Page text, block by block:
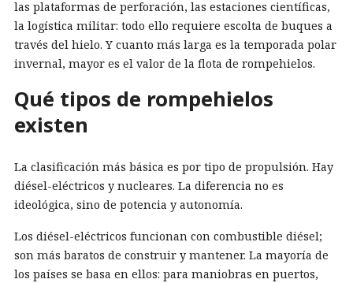
las plataformas de perforación, las estaciones científicas,
la logística militar: todo ello requiere escolta de buques a
través del hielo. Y cuanto más larga es la temporada polar
invernal, mayor es el valor de la flota de rompehielos.
Qué tipos de rompehielos
existen
La clasificación más básica es por tipo de propulsión. Hay
diésel-eléctricos y nucleares. La diferencia no es
ideológica, sino de potencia y autonomía.
Los diésel-eléctricos funcionan con combustible diésel;
son más baratos de construir y mantener. La mayoría de
los países se basa en ellos: para maniobras en puertos,